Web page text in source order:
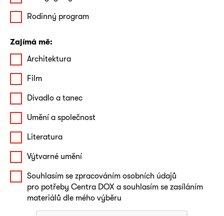
Rodinný program
Zajímá mě:
Architektura
Film
Divadlo a tanec
Umění a společnost
Literatura
Výtvarné umění
Souhlasím se zpracováním osobních údajů
pro potřeby Centra DOX a souhlasím se zasíláním
materiálů dle mého výběru